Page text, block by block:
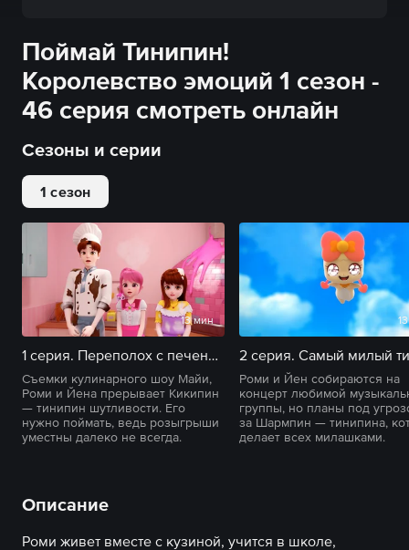
Поймай Тинипин!
Королевство эмоций 1 сезон -
46 серия смотреть онлайн
Сезоны и серии
1 сезон
13 мин
1 серия. Переполох с печеньками
Съемки кулинарного шоу Майи,
Роми и Йена прерывает Кикипин
— тинипин шутливости. Его
нужно поймать, ведь розыгрыши
уместны далеко не всегда.
Роми и Йен собираются на
концерт любимой
группы, но планы под
за Шармпин — тинипина,
делает всех милашками.
Описание
Роми живет вместе с кузиной, учится в школе,